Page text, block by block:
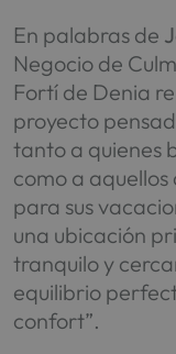
En palabras de
Negocio de
Fortí de Denia
proyecto
tanto a quienes
como a
para sus
una ubicación
tranquilo y
equilibrio
confort”.